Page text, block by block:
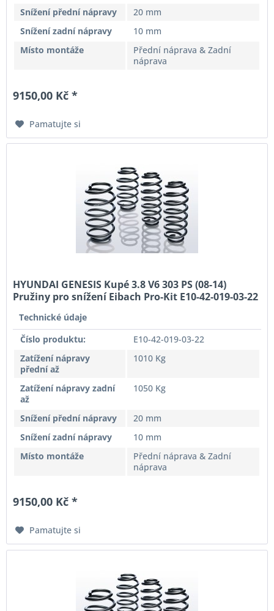
Snížení přední nápravy
20 mm
Snížení zadní nápravy
10 mm
Místo montáže
Přední náprava & Zadní
náprava
9150,00 Kč *
Pamatujte si
HYUNDAI GENESIS Kupé 3.8 V6 303 PS (08-14)
Pružiny pro snížení Eibach Pro-Kit E10-42-019-03-22
Technické údaje
Číslo produktu:
E10-42-019-03-22
Zatížení nápravy
přední až
1010 Kg
Zatížení nápravy zadní
až
1050 Kg
Snížení přední nápravy
20 mm
Snížení zadní nápravy
10 mm
Místo montáže
Přední náprava & Zadní
náprava
9150,00 Kč *
Pamatujte si